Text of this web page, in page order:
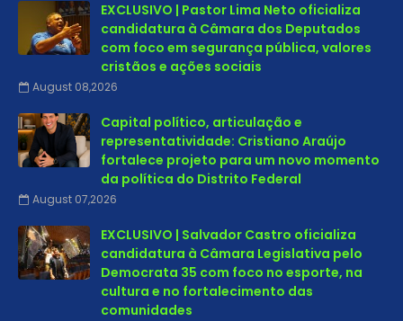
EXCLUSIVO | Pastor Lima Neto oficializa
candidatura à Câmara dos Deputados
com foco em segurança pública, valores
cristãos e ações sociais
August 08,2026
Capital político, articulação e
representatividade: Cristiano Araújo
fortalece projeto para um novo momento
da política do Distrito Federal
August 07,2026
EXCLUSIVO | Salvador Castro oficializa
candidatura à Câmara Legislativa pelo
Democrata 35 com foco no esporte, na
cultura e no fortalecimento das
comunidades